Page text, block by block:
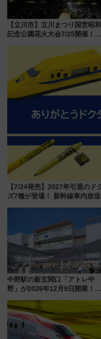
【立川市】立川まつり国営昭和
記念公園花火大会7/25開催！
混雑に要注意、その理由は
【7/24発売】2027年引退の
ズ7種が登場！ 新幹線車内放
中野駅の新玄関口「アトレ中
野」が2026年12月9日開業！新
注目スポット